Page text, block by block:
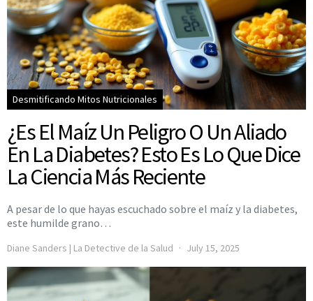
Desmitificando Mitos Nutricionales
¿Es El Maíz Un Peligro O Un Aliado
En La Diabetes? Esto Es Lo Que Dice
La Ciencia Más Reciente
A pesar de lo que hayas escuchado sobre el maíz y la diabetes,
este humilde grano…
Diane Sanders | La Detective de la Salud July 15, 2025